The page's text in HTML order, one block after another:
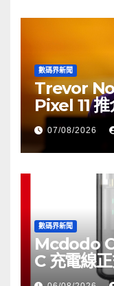
數碼界新聞
Trevor
Pixel 11
07/08/2026
數碼界新聞
Mcdodo
C 充電線